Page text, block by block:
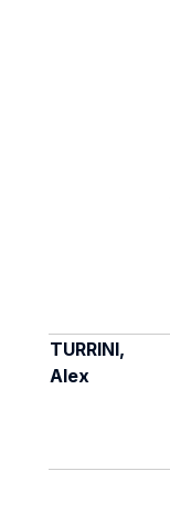
TURRINI,
Alex